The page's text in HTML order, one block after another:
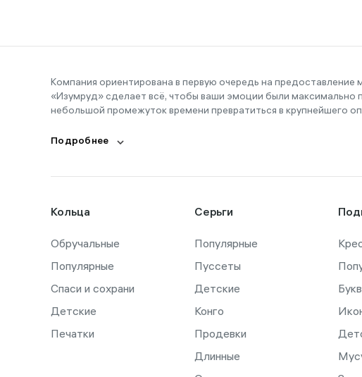
Компания ориентирована в первую очередь на
«Изумруд» сделает всё, чтобы ваши эмоции были максимально
небольшой промежуток времени превратиться в крупнейшего
Подробнее
Кольца
Обручальные
Популярные
Спаси и сохрани
Детские
Печатки
Серьги
Популярные
Пуссеты
Детские
Конго
Продевки
Длинные